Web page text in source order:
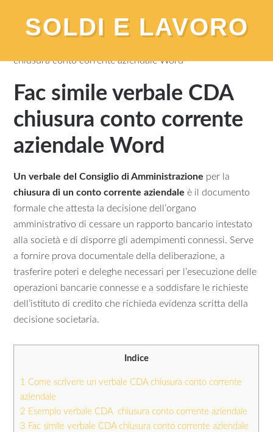
SOLDI E LAVORO
chiusura conto corrente aziendale​ Word
Fac simile verbale CDA
chiusura conto corrente
aziendale​ Word
Un verbale del Consiglio di Amministrazione per la
chiusura di un conto corrente aziendale è il documento
formale che attesta la decisione dell’organo
amministrativo di cessare un rapporto bancario intestato
alla società e di disporre gli adempimenti connessi. Serve
a fornire prova documentale della deliberazione, a
trasferire poteri e deleghe necessari per l’esecuzione delle
operazioni bancarie connesse e a soddisfare le richieste
dell’istituto di credito che richieda evidenza scritta della
decisione societaria.
Indice
1 Come scrivere un verbale CDA chiusura conto corrente
aziendale
2 Esempio verbale CDA chiusura conto corrente aziendale
3 Fac simile verbale CDA chiusura conto corrente aziendale